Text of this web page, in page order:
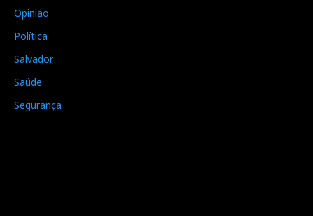
Opinião
Política
Salvador
Saúde
Segurança